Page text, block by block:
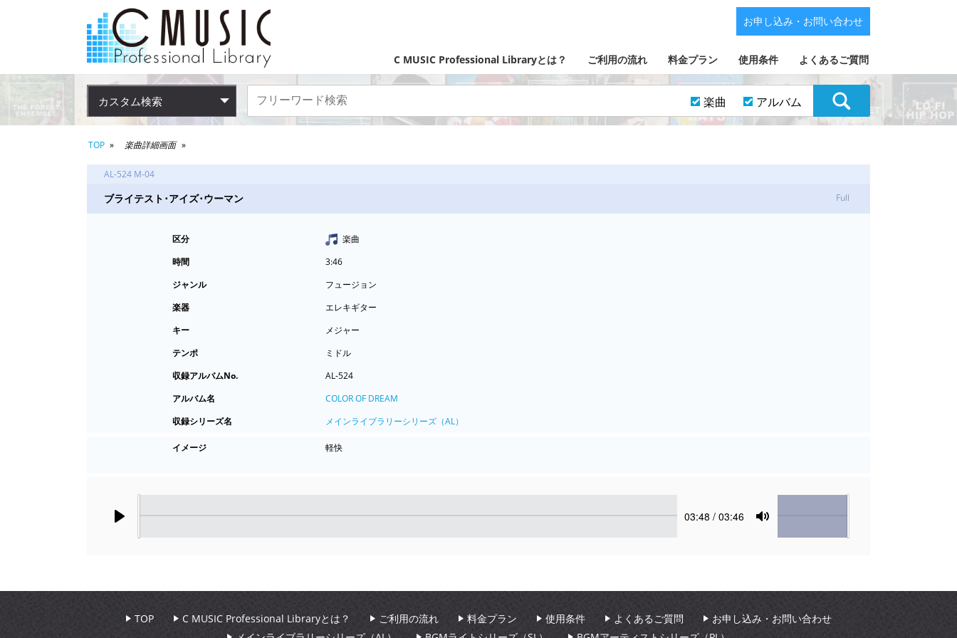
C MUSIC Professional Libraryとは？ ご利用の流れ 料金プラン 使用条件 よくあるご質問
お申し込み・お問い合わせ
カスタム検索 楽曲 アルバム
TOP 楽曲詳細画面
AL-524 M-04
ブライテスト･アイズ･ウーマン Full
区分
楽曲
時間
3:46
ジャンル
フュージョン
楽器
エレキギター
キー
メジャー
テンポ
ミドル
収録アルバムNo.
AL-524
アルバム名
COLOR OF DREAM
収録シリーズ名
メインライブラリーシリーズ（AL）
イメージ 軽快
Current
03:48 / 03:46
Mute
Volume
TOP C MUSIC Professional Libraryとは？ ご利用の流れ 料金プラン 使用条件 よくあるご質問
お申し込み・お問い合わせ